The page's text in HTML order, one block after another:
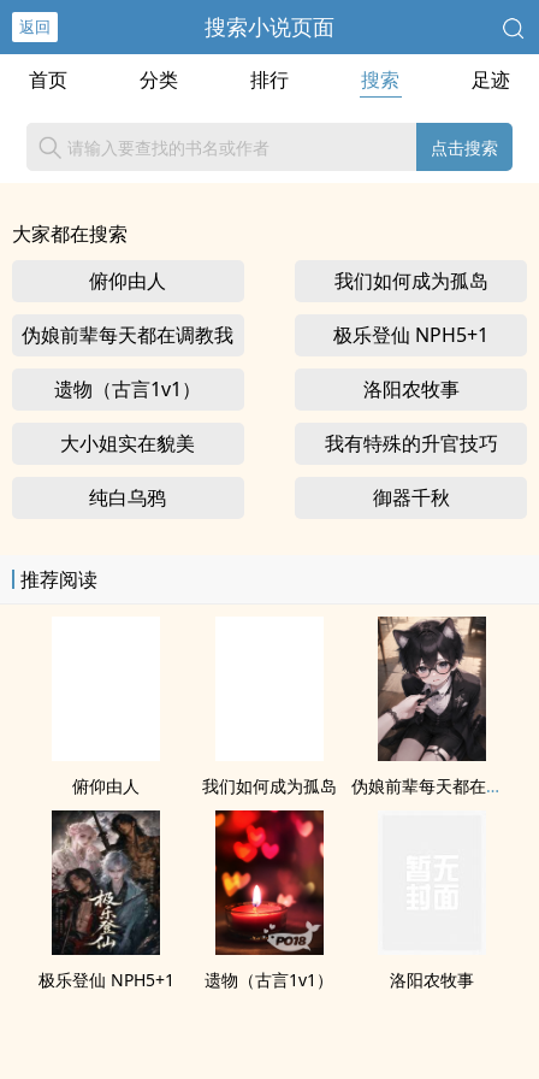
返回 搜索小说页面
首页 分类 排行 搜索 足迹
点击搜索
大家都在搜索
俯仰由人
我们如何成为孤岛
伪娘前辈每天都在调教我 极乐登仙 NPH5+1
遗物（古言1v1） 洛阳农牧事
大小姐实在貌美 我有特殊的升官技巧
纯白乌鸦 御器千秋
推荐阅读
俯仰由人 我们如何成为孤岛 伪娘前辈每天都在调教我
极乐登仙 NPH5+1 遗物（古言1v1） 洛阳农牧事